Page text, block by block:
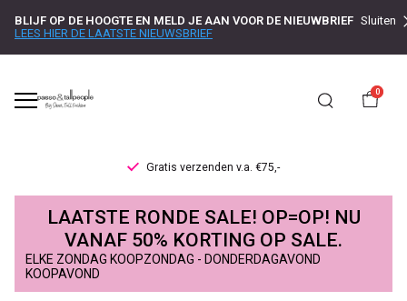
BLIJF OP DE HOOGTE EN MELD JE AAN VOOR DE NIEUWBRIEF
LEES HIER DE LAATSTE NIEUWSBRIEF
Sluiten
0
Gratis verzenden v.a. €75,-
Herenkleding
Passo
LAATSTE RONDE SALE! OP=OP! NU
VANAF 50% KORTING OP SALE.
ELKE ZONDAG KOOPZONDAG - DONDERDAGAVOND
KOOPAVOND